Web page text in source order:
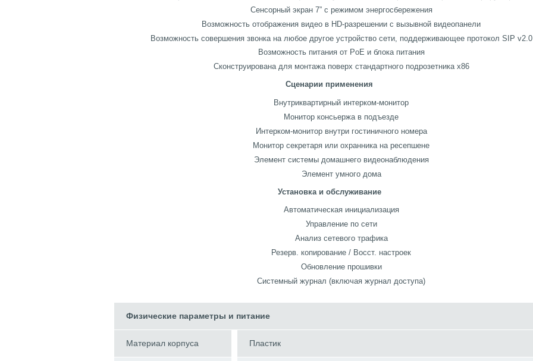
Сенсорный экран 7” с режимом энергосбережения
Возможность отображения видео в HD-разрешении с вызывной видеопанели
Возможность совершения звонка на любое другое устройство сети, поддерживающее протокол SIP v2.0
Возможность питания от PoE и блока питания
Сконструирована для монтажа поверх стандартного подрозетника x86
Сценарии применения
Внутриквартирный интерком-монитор
Монитор консьержа в подъезде
Интерком-монитор внутри гостиничного номера
Монитор секретаря или охранника на ресепшене
Элемент системы домашнего видеонаблюдения
Элемент умного дома
Установка и обслуживание
Автоматическая инициализация
Управление по сети
Анализ сетевого трафика
Резерв. копирование / Восст. настроек
Обновление прошивки
Системный журнал (включая журнал доступа)
Физические параметры и питание
Материал корпуса Пластик